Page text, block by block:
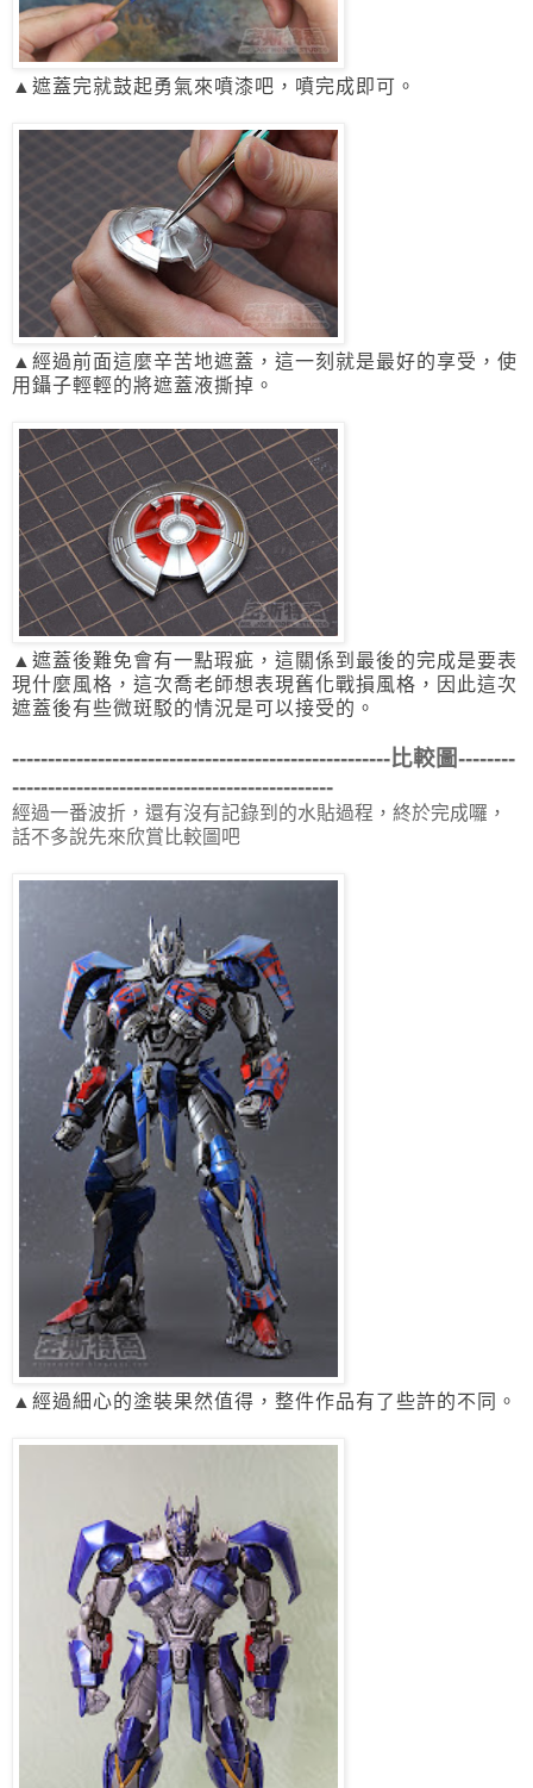
▲遮蓋完就鼓起勇氣來噴漆吧，噴完成即可。
▲經過前面這麼辛苦地遮蓋，這一刻就是最好的享受，使
用鑷子輕輕的將遮蓋液撕掉。
▲遮蓋後難免會有一點瑕疵，這關係到最後的完成是要表
現什麼風格， 這次喬老師想表現舊化戰損風格，因此這次
遮蓋後有些微斑駁的情況是可以接受的。
-----------------------------------------------------比較圖--------
---------------------------------------------
經過一番波折，還有沒有記錄到的水貼過程，終於完成囉，
話不多說先來欣賞比較圖吧
▲經過細心的塗裝果然值得，整件作品有了些許的不同。